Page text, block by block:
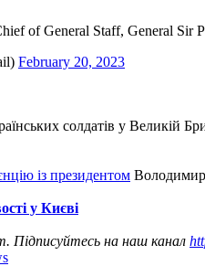
of General Staff, General Sir
February 20, 2023
солдатів у Великій
із президентом
у Києві
Підписуйтесь на наш канал